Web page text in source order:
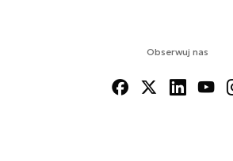
Obserwuj nas